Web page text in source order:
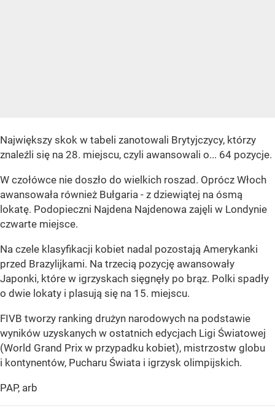
Największy skok w tabeli zanotowali Brytyjczycy, którzy
znaleźli się na 28. miejscu, czyli awansowali o... 64 pozycje.
W czołówce nie doszło do wielkich roszad. Oprócz Włoch
awansowała również Bułgaria - z dziewiątej na ósmą
lokatę. Podopieczni Najdena Najdenowa zajęli w Londynie
czwarte miejsce.
Na czele klasyfikacji kobiet nadal pozostają Amerykanki
przed Brazylijkami. Na trzecią pozycję awansowały
Japonki, które w igrzyskach sięgnęły po brąz. Polki spadły
o dwie lokaty i plasują się na 15. miejscu.
FIVB tworzy ranking drużyn narodowych na podstawie
wyników uzyskanych w ostatnich edycjach Ligi Światowej
(World Grand Prix w przypadku kobiet), mistrzostw globu
i kontynentów, Pucharu Świata i igrzysk olimpijskich.
PAP, arb